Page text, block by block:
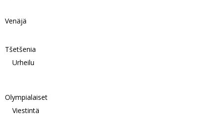
Venäjä
Tšetšenia
Urheilu
Olympialaiset
Viestintä